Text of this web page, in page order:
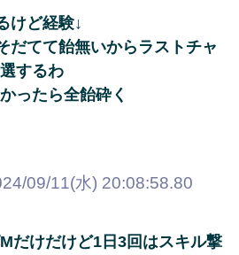
けど経験↓
だてて飴無いからラストチャ
するわ
ったら全飴砕く
09/11(水) 20:08:58.80
だけだけど1日3回はスキル撃